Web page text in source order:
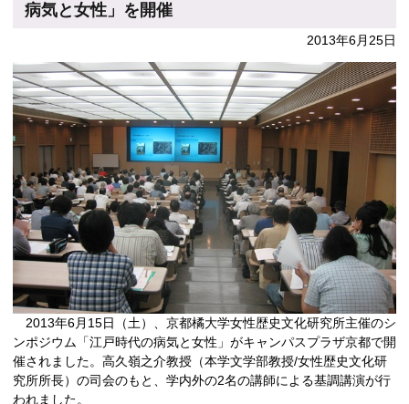
病気と女性」を開催
2013年6月25日
2013年6月15日（土）、京都橘大学女性歴史文化研究所主催のシ
ンポジウム「江戸時代の病気と女性」がキャンパスプラザ京都で開
催されました。高久嶺之介教授（本学文学部教授/女性歴史文化研
究所所長）の司会のもと、学内外の2名の講師による基調講演が行
われました。